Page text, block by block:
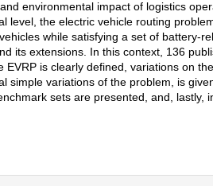
environmental impact of logistics
level, the electric vehicle routing
while satisfying a set of battery-
its extensions. In this context, 136
is clearly defined, variations on
simple variations of the problem, is
sets are presented, and, lastly,